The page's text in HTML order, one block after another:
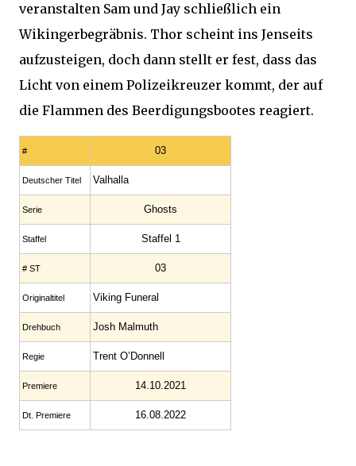
veranstalten Sam und Jay schließlich ein
Wikingerbegräbnis. Thor scheint ins Jenseits
aufzusteigen, doch dann stellt er fest, dass das
Licht von einem Polizeikreuzer kommt, der auf
die Flammen des Beerdigungsbootes reagiert.
# 03
Deutscher Titel Valhalla
Serie Ghosts
Staffel Staffel 1
# ST 03
Originaltitel Viking Funeral
Drehbuch Josh Malmuth
Regie Trent O’Donnell
Premiere 14.10.2021
Dt. Premiere 16.08.2022